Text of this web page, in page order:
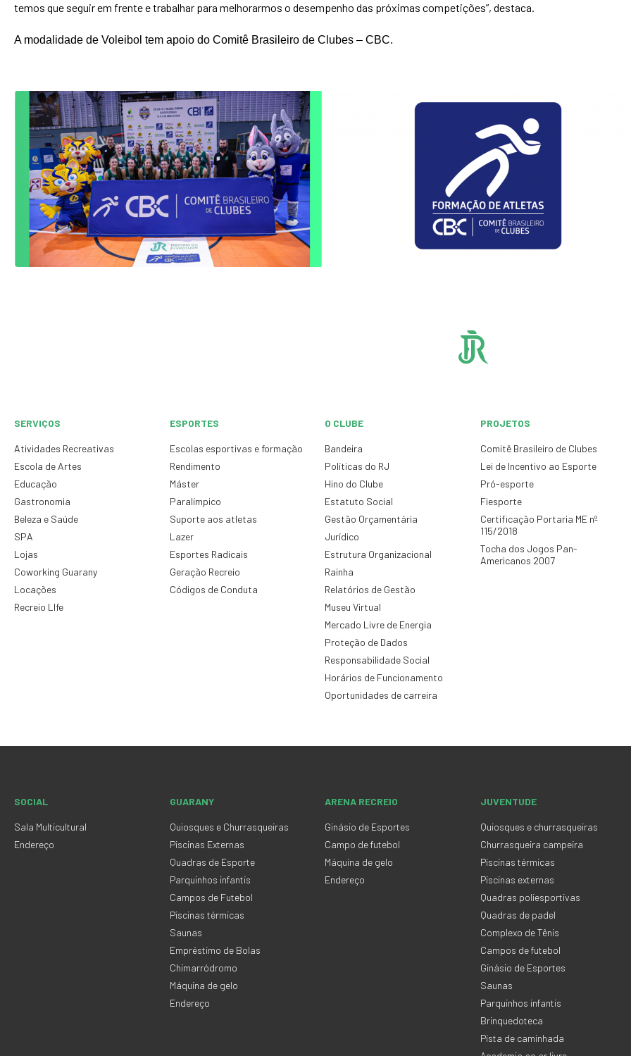
temos que seguir em frente e trabalhar para melhorarmos o desempenho das próximas competições”, destaca.
A modalidade de Voleibol tem apoio do Comitê Brasileiro de Clubes – CBC.
SERVIÇOS
Atividades Recreativas
Escola de Artes
Educação
Gastronomia
Beleza e Saúde
SPA
Lojas
Coworking Guarany
Locações
Recreio LIfe
ESPORTES
Escolas esportivas e formação
Rendimento
Máster
Paralímpico
Suporte aos atletas
Lazer
Esportes Radicais
Geração Recreio
Códigos de Conduta
O CLUBE
Bandeira
Políticas do RJ
Hino do Clube
Estatuto Social
Gestão Orçamentária
Jurídico
Estrutura Organizacional
Rainha
Relatórios de Gestão
Museu Virtual
Mercado Livre de Energia
Proteção de Dados
Responsabilidade Social
Horários de Funcionamento
Oportunidades de carreira
PROJETOS
Comitê Brasileiro de Clubes
Lei de Incentivo ao Esporte
Pró-esporte
Fiesporte
Certificação Portaria ME nº
115/2018
Tocha dos Jogos Pan-
Americanos 2007
SOCIAL
Sala Multicultural
Endereço
GUARANY
Quiosques e Churrasqueiras
Piscinas Externas
Quadras de Esporte
Parquinhos infantis
Campos de Futebol
Piscinas térmicas
Saunas
Empréstimo de Bolas
Chimarródromo
Máquina de gelo
Endereço
ARENA RECREIO
Ginásio de Esportes
Campo de futebol
Máquina de gelo
Endereço
JUVENTUDE
Quiosques e churrasqueiras
Churrasqueira campeira
Piscinas térmicas
Piscinas externas
Quadras poliesportivas
Quadras de padel
Complexo de Tênis
Campos de futebol
Ginásio de Esportes
Saunas
Parquinhos infantis
Brinquedoteca
Pista de caminhada